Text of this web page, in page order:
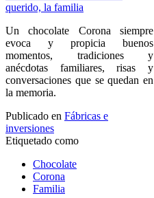
Un chocolate Corona siempre
evoca y propicia buenos
momentos, tradiciones y
anécdotas familiares, risas y
conversaciones que se quedan en
la memoria.
Publicado en Fábricas e
inversiones
Etiquetado como
Chocolate
Corona
Familia